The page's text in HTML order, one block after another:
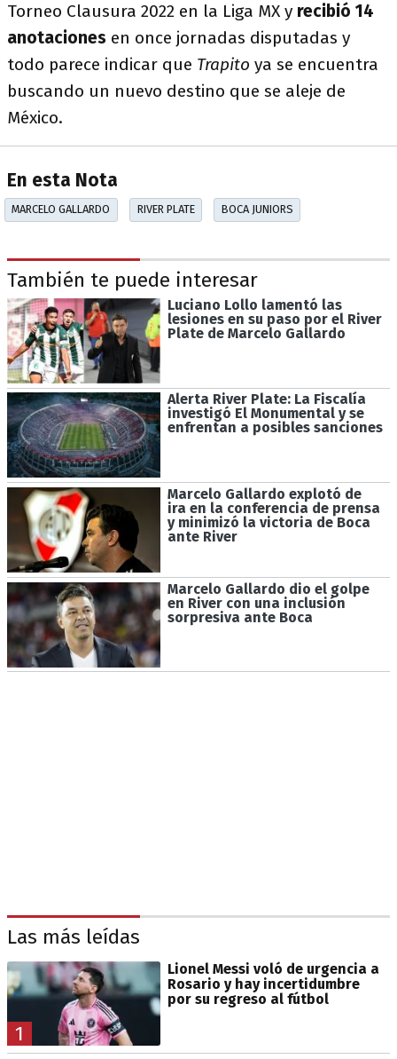
Torneo Clausura 2022 en la Liga MX y recibió 14
anotaciones en once jornadas disputadas y
todo parece indicar que Trapito ya se encuentra
buscando un nuevo destino que se aleje de
México.
En esta Nota
MARCELO GALLARDO RIVER PLATE BOCA JUNIORS
También te puede interesar
Luciano Lollo lamentó las
lesiones en su paso por el River
Plate de Marcelo Gallardo
Alerta River Plate: La Fiscalía
investigó El Monumental y se
enfrentan a posibles sanciones
Marcelo Gallardo explotó de
ira en la conferencia de prensa
y minimizó la victoria de Boca
ante River
Marcelo Gallardo dio el golpe
en River con una inclusión
sorpresiva ante Boca
Las más leídas
1
Lionel Messi voló de urgencia a
Rosario y hay incertidumbre
por su regreso al fútbol